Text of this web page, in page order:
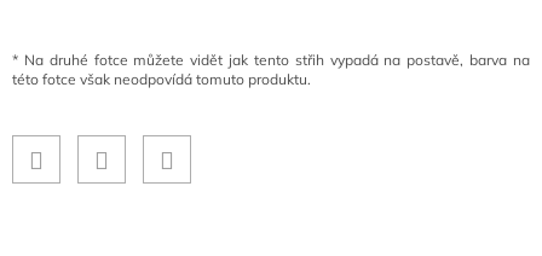
* Na druhé fotce můžete vidět jak tento střih vypadá na postavě, barva na
této fotce však neodpovídá tomuto produktu.